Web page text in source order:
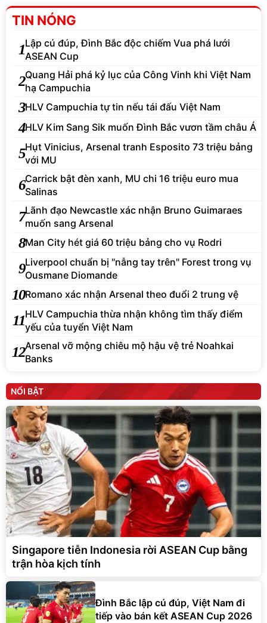
TIN NÓNG
1Lập cú đúp, Đình Bắc độc chiếm Vua phá lưới
ASEAN Cup
2Quang Hải phá kỷ lục của Công Vinh khi Việt Nam
hạ Campuchia
3HLV Campuchia tự tin nếu tái đấu Việt Nam
4HLV Kim Sang Sik muốn Đình Bắc vươn tầm châu Á
5Hụt Vinicius, Arsenal tranh Esposito 73 triệu bảng
với MU
6Carrick bật đèn xanh, MU chi 16 triệu euro mua
Salinas
7Lãnh đạo Newcastle xác nhận Bruno Guimaraes
muốn sang Arsenal
8Man City hét giá 60 triệu bảng cho vụ Rodri
9Liverpool chuẩn bị "nẫng tay trên" Forest trong vụ
Ousmane Diomande
10Romano xác nhận Arsenal theo đuổi 2 trung vệ
11HLV Campuchia thừa nhận không tìm thấy điểm
yếu của tuyển Việt Nam
12Arsenal vỡ mộng chiêu mộ hậu vệ trẻ Noahkai
Banks
NỔI BẬT
Singapore tiễn Indonesia rời ASEAN Cup bằng
trận hòa kịch tính
Đình Bắc lập cú đúp, Việt Nam đi
tiếp vào bán kết ASEAN Cup 2026